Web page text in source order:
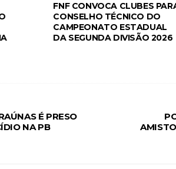
FNF CONVOCA CLUBES
CONSELHO TÉCNICO DO
CAMPEONATO ESTADUAL
DA SEGUNDA DIVISÃO 2026
É PRESO
NA PB